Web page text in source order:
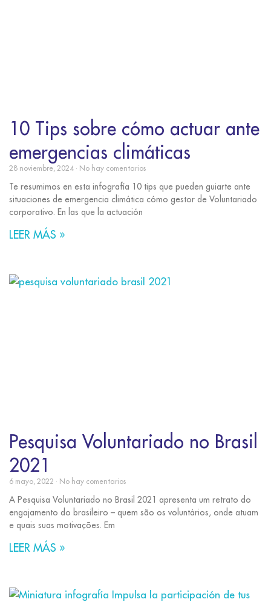
10 Tips sobre cómo actuar ante
emergencias climáticas
28 noviembre, 2024 No hay comentarios
Te resumimos en esta infografía 10 tips que pueden guiarte ante
situaciones de emergencia climática cómo gestor de Voluntariado
corporativo. En las que la actuación
LEER MÁS »
Pesquisa Voluntariado no Brasil
2021
6 mayo, 2022 No hay comentarios
A Pesquisa Voluntariado no Brasil 2021 apresenta um retrato do
engajamento do brasileiro – quem são os voluntários, onde atuam
e quais suas motivações. Em
LEER MÁS »